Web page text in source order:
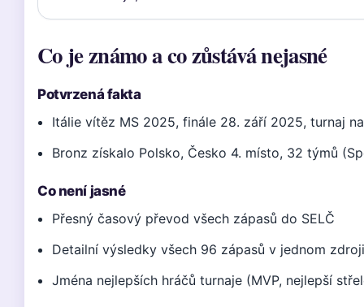
Co je známo a co zůstává nejasné
Potvrzená fakta
Itálie vítěz MS 2025, finále 28. září 2025, turnaj
Bronz získalo Polsko, Česko 4. místo, 32 týmů
Co není jasné
Přesný časový převod všech zápasů do SELČ
Detailní výsledky všech 96 zápasů v jednom
Jména nejlepších hráčů turnaje (MVP, nejlepší